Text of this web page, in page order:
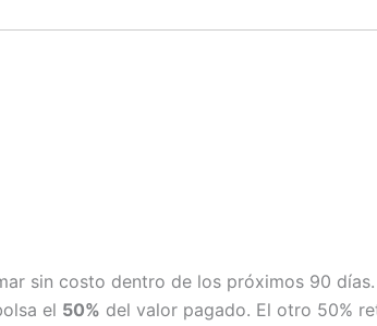
sin costo dentro de los próximos 90 días.
el 50% del valor pagado. El otro 50%